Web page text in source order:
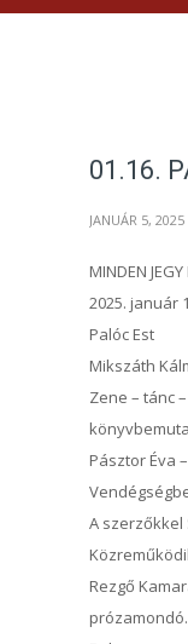
01.16.
JANUÁR 5, 2025
MINDEN JEGY
2025. január
Palóc Est
Mikszáth
Zene – tánc
Pásztor Éva
A szerzőkkel
Rezgő
prózamondó.